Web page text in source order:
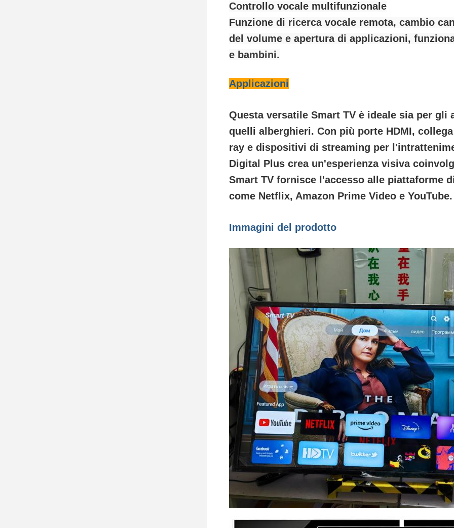
Controllo vocale multifunzionale
Funzione di ricerca vocale remota, cambio
del volume e apertura di applicazioni,
e bambini.
Applicazioni
Questa versatile Smart TV è ideale sia per gli
quelli alberghieri. Con più porte HDMI,
ray e dispositivi di streaming per
Digital Plus crea un'esperienza visiva
Smart TV fornisce l'accesso alle piattaforme
come Netflix, Amazon Prime Video e YouTube.
Immagini del prodotto